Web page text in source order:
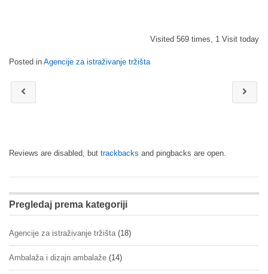
Visited 569 times, 1 Visit today
Posted in Agencije za istraživanje tržišta
Reviews are disabled, but trackbacks and pingbacks are open.
Pregledaj prema kategoriji
Agencije za istraživanje tržišta(18)
Ambalaža i dizajn ambalaže (14)